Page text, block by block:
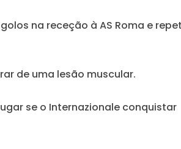
na receção à AS Roma e
de uma lesão muscular.
se o Internazionale conquistar